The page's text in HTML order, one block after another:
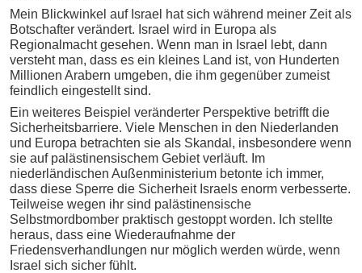
Mein Blickwinkel auf Israel hat sich während meiner Zeit als
Botschafter verändert. Israel wird in Europa als
Regionalmacht gesehen. Wenn man in Israel lebt, dann
versteht man, dass es ein kleines Land ist, von Hunderten
Millionen Arabern umgeben, die ihm gegenüber zumeist
feindlich eingestellt sind.
Ein weiteres Beispiel veränderter Perspektive betrifft die
Sicherheitsbarriere. Viele Menschen in den Niederlanden
und Europa betrachten sie als Skandal, insbesondere wenn
sie auf palästinensischem Gebiet verläuft. Im
niederländischen Außenministerium betonte ich immer,
dass diese Sperre die Sicherheit Israels enorm verbesserte.
Teilweise wegen ihr sind palästinensische
Selbstmordbomber praktisch gestoppt worden. Ich stellte
heraus, dass eine Wiederaufnahme der
Friedensverhandlungen nur möglich werden würde, wenn
Israel sich sicher fühlt.